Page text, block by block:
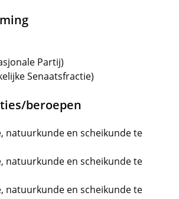
Partij)
Senaatsfractie)
beroepen
natuurkunde en scheikunde te
natuurkunde en scheikunde te
natuurkunde en scheikunde te